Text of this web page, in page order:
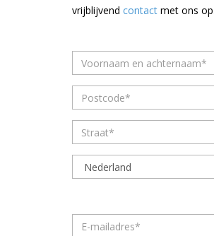
vrijblijvend contact met ons op.